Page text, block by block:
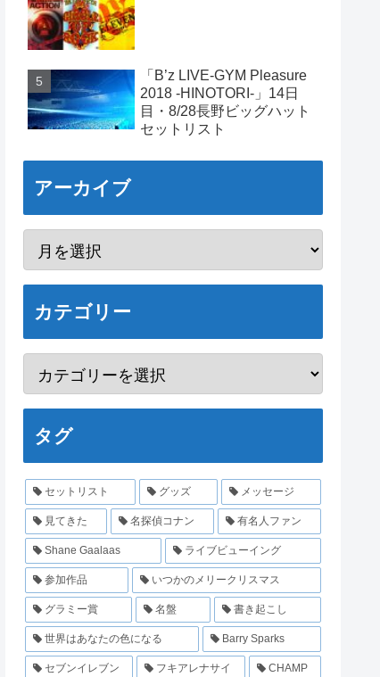
「B’z LIVE-GYM Pleasure
2018 -HINOTORI-」14日
目・8/28長野ビッグハット
セットリスト
アーカイブ
カテゴリー
タグ
セットリスト グッズ メッセージ
見てきた 名探偵コナン 有名人ファン
Shane Gaalaas ライブビューイング
参加作品 いつかのメリークリスマス
グラミー賞 名盤 書き起こし
世界はあなたの色になる Barry Sparks
セブンイレブン フキアレナサイ CHAMP